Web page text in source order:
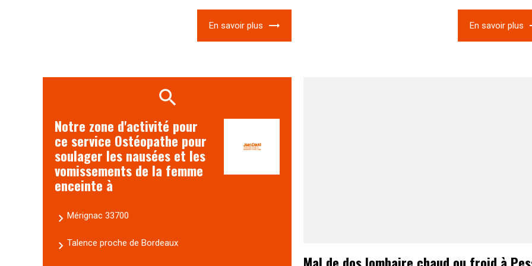
En savoir plus En savoir plus
Notre zone d'activité pour
ce service Ostéopathe pour
soulager les nausées et les
vomissements de la femme
enceinte à
Mérignac 33700
Talence proche de Bordeaux